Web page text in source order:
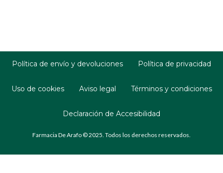
Política de envío y devoluciones Política de privacidad
Uso de cookies Aviso legal Términos y condiciones
Declaración de Accesibilidad
Farmacia De Arafo © 2025. Todos los derechos reservados.